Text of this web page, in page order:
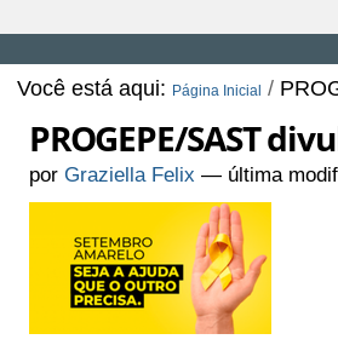
Você está aqui: Página Inicial /
PROGEPE/SAST
porGraziella Felix — última